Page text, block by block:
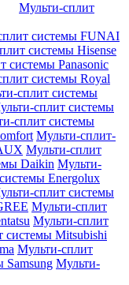
Мульти-сплит
системы FUNAI
системы Hisense
системы Panasonic
системы Royal
сплит системы
сплит системы
сплит системы
Мульти-сплит-
Мульти-сплит
Daikin Мульти-
Energolux
сплит системы
Мульти-сплит
Мульти-сплит
системы Mitsubishi
Мульти-сплит
Samsung Мульти-